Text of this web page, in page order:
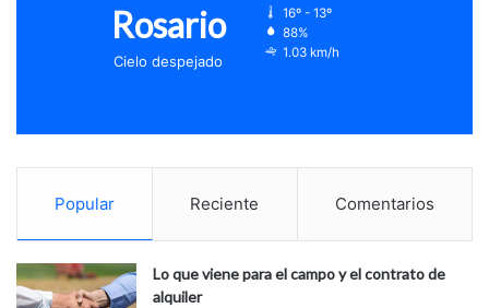
Rosario
Cielo despejado
16º - 13º
88%
1.03 km/h
Popular Reciente Comentarios
Lo que viene para el campo y el contrato de
alquiler